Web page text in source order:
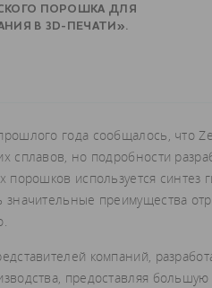
ПОРОШКА ДЛЯ
В 3D-ПЕЧАТИ».
года сообщалось, что
сплавов, но подробности
порошков используется
значительные преимущества
компаний,
предоставляя